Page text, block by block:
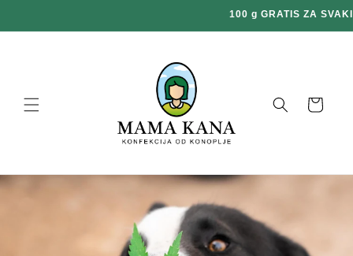
sadržaj
DVOSTRUKE
Košara